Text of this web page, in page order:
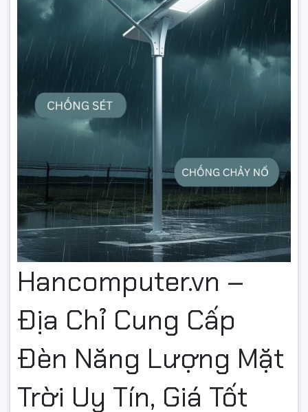
Hancomputer.vn –
Địa Chỉ Cung Cấp
Đèn Năng Lượng Mặt
Trời Uy Tín, Giá Tốt